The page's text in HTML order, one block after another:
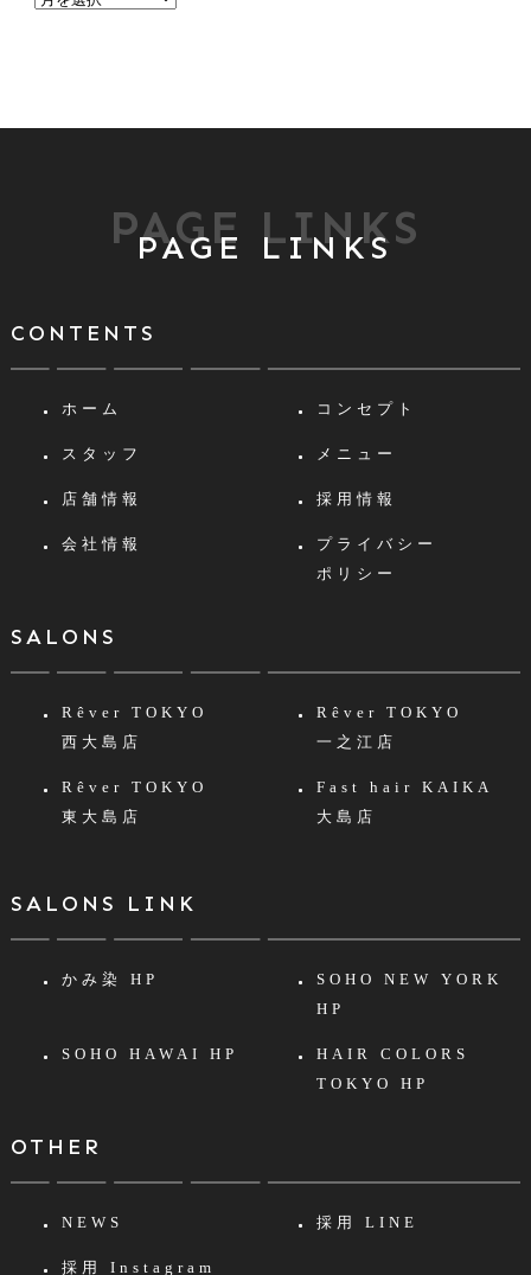
PAGE LINKS
PAGE LINKS
CONTENTS
ホーム コンセプト
スタッフ メニュー
店舗情報 採用情報
会社情報
プライバシー
ポリシー
SALONS
Rêver TOKYO
西大島店
Rêver TOKYO
一之江店
Rêver TOKYO
東大島店
Fast hair KAIKA
大島店
SALONS LINK
かみ染 HP
SOHO NEW YORK
HP
SOHO HAWAI HP
HAIR COLORS
TOKYO HP
OTHER
NEWS 採用 LINE
採用 Instagram